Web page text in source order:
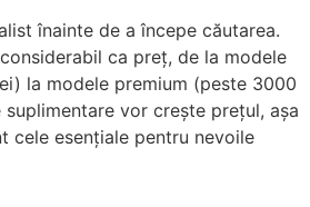
înainte de a începe căutarea.
ca preț, de la modele
la modele premium (peste 3000
vor crește prețul, așa
cele esențiale pentru nevoile